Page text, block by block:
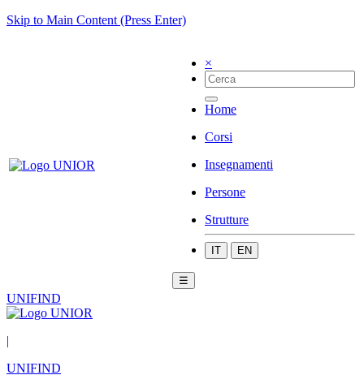
Skip to Main Content (Press Enter)
×
Home
Corsi
Insegnamenti
Persone
Strutture
IT EN
☰
UNIFIND
|
UNIFIND